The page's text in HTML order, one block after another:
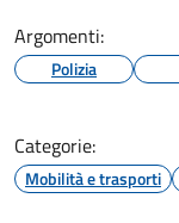
Argomenti:
Polizia
Categorie:
Mobilità e trasporti